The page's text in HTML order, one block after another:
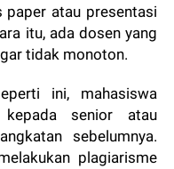
atau presentasi
itu, ada dosen yang
tidak monoton.
ini, mahasiswa
kepada senior atau
sebelumnya.
plagiarisme